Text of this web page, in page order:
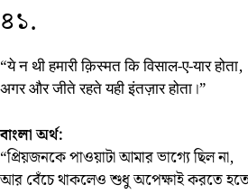
৪১.
“ये न थी हमारी क़िस्मत कि विसाल-ए-यार होता,
अगर और जीते रहते यही इंतज़ार होता।”
বাংলা অর্থ:
“প্রিয়জনকে পাওয়াটা আমার ভাগ্যে ছিল না,
আর বেঁচে থাকলেও শুধু অপেক্ষাই করতে